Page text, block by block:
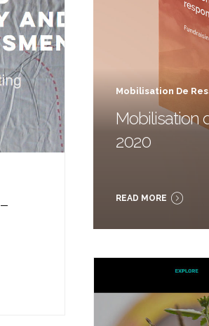
Mobilisation De
Mobilisation
2020
READ MORE